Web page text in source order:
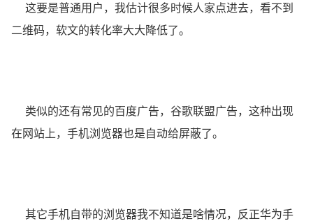
这要是普通用户，我估计很多时候人家点进去，看不到
二维码，软文的转化率大大降低了。
类似的还有常见的百度广告，谷歌联盟广告，这种出现
在网站上，手机浏览器也是自动给屏蔽了。
其它手机自带的浏览器我不知道是啥情况，反正华为手